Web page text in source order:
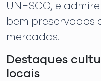
UNESCO, e
bem preservados
mercados.
Destaques
locais